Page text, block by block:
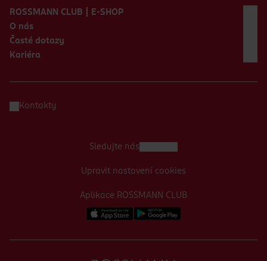
ROSSMANN CLUB | E-SHOP
O nás
Časté dotazy
Kariéra
Kontakty
Aplikace ROSSMANN CLUB
Sledujte nás
Upravit nastavení cookies